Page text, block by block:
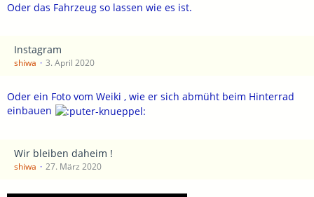
Oder das Fahrzeug so lassen wie es ist.
Instagram
shiwa 3. April 2020
Oder ein Foto vom Weiki , wie er sich abmüht beim Hinterrad
einbauen
Wir bleiben daheim !
shiwa 27. März 2020